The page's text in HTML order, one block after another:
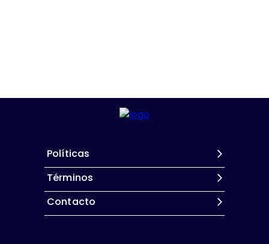
Políticas
Términos
Contacto